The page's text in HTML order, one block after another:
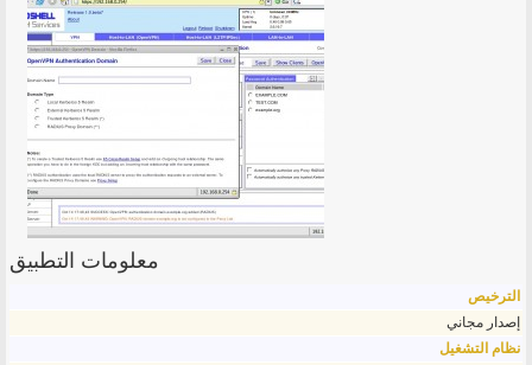
معلومات التطبيق
الترخيص
إصدار مجاني
نظام التشغيل